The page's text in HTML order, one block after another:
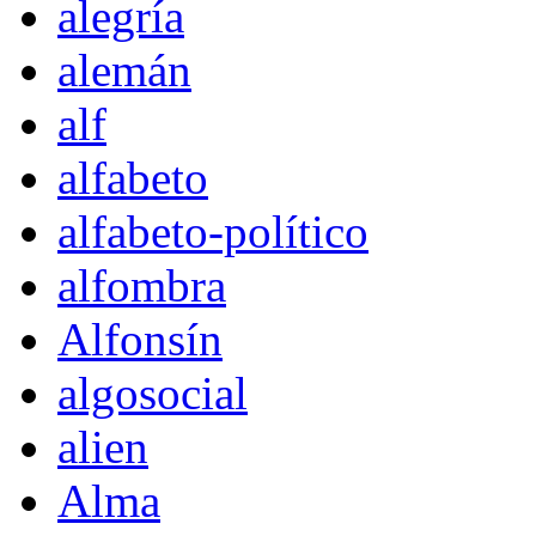
alegría
alemán
alf
alfabeto
alfabeto-político
alfombra
Alfonsín
algosocial
alien
Alma